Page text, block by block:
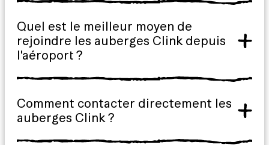
Quel est le meilleur moyen de
rejoindre les auberges Clink depuis
l'aéroport ?
Comment contacter directement les
auberges Clink ?